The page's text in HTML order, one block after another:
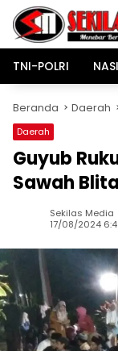
Langsung
konten
TNI-POLRI
Beranda Daerah
Daerah
Guyub
Sawah
Sekilas Media
17/08/2024